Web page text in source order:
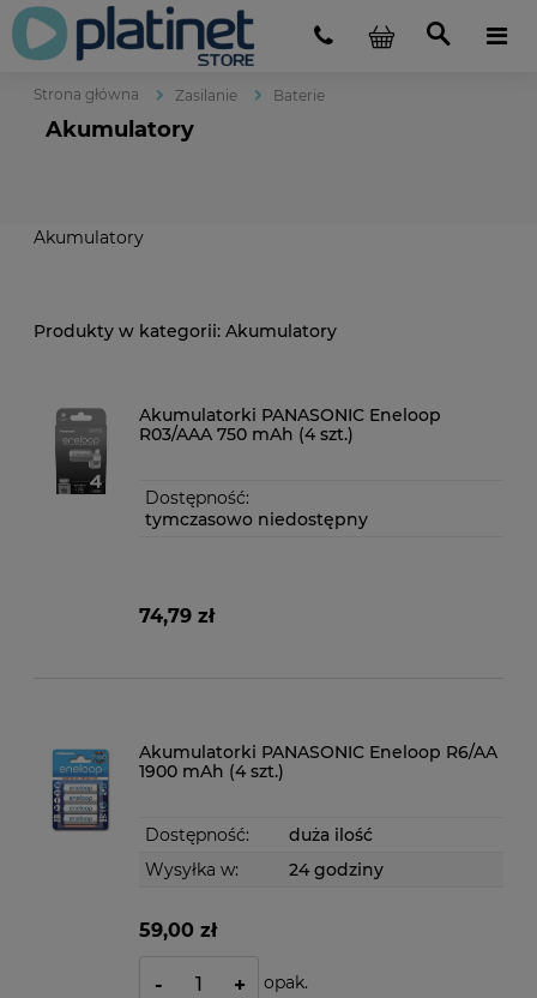
Strona główna Zasilanie Baterie
Akumulatory
Akumulatory
Akumulatory
Akumulatorki PANASONIC Eneloop
R03/AAA 750 mAh (4 szt.)
Dostępność:
tymczasowo niedostępny
74,79 zł
Akumulatorki PANASONIC Eneloop R6/AA
1900 mAh (4 szt.)
Dostępność:
duża ilość
Wysyłka w:
24 godziny
59,00 zł
- + opak.